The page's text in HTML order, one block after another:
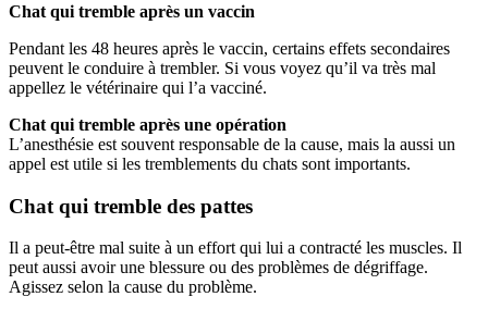
Chat qui tremble après un vaccin
Pendant les 48 heures après le vaccin, certains effets secondaires
peuvent le conduire à trembler. Si vous voyez qu’il va très mal
appellez le vétérinaire qui l’a vacciné.
Chat qui tremble après une opération
L’anesthésie est souvent responsable de la cause, mais la aussi un
appel est utile si les tremblements du chats sont importants.
Chat qui tremble des pattes
Il a peut-être mal suite à un effort qui lui a contracté les muscles. Il
peut aussi avoir une blessure ou des problèmes de dégriffage.
Agissez selon la cause du problème.